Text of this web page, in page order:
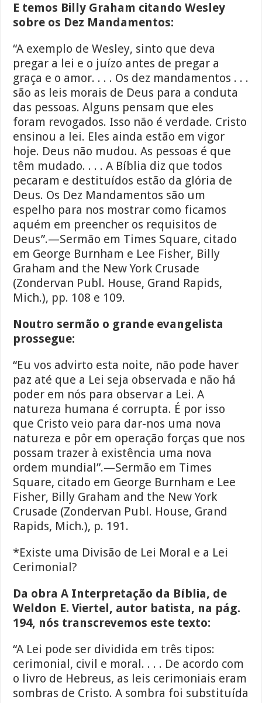
E temos Billy Graham citando Wesley
sobre os Dez Mandamentos:
“A exemplo de Wesley, sinto que deva
pregar a lei e o juízo antes de pregar a
graça e o amor. . . . Os dez mandamentos . . .
são as leis morais de Deus para a conduta
das pessoas. Alguns pensam que eles
foram revogados. Isso não é verdade. Cristo
ensinou a lei. Eles ainda estão em vigor
hoje. Deus não mudou. As pessoas é que
têm mudado. . . . A Bíblia diz que todos
pecaram e destituídos estão da glória de
Deus. Os Dez Mandamentos são um
espelho para nos mostrar como ficamos
aquém em preencher os requisitos de
Deus”.—Sermão em Times Square, citado
em George Burnham e Lee Fisher, Billy
Graham and the New York Crusade
(Zondervan Publ. House, Grand Rapids,
Mich.), pp. 108 e 109.
Noutro sermão o grande evangelista
prossegue:
“Eu vos advirto esta noite, não pode haver
paz até que a Lei seja observada e não há
poder em nós para observar a Lei. A
natureza humana é corrupta. É por isso
que Cristo veio para dar-nos uma nova
natureza e pôr em operação forças que nos
possam trazer à existência uma nova
ordem mundial”.—Sermão em Times
Square, citado em George Burnham e Lee
Fisher, Billy Graham and the New York
Crusade (Zondervan Publ. House, Grand
Rapids, Mich.), p. 191.
*Existe uma Divisão de Lei Moral e a Lei
Cerimonial?
Da obra A Interpretação da Bíblia, de
Weldon E. Viertel, autor batista, na pág.
194, nós transcrevemos este texto:
“A Lei pode ser dividida em três tipos:
cerimonial, civil e moral. . . . De acordo com
o livro de Hebreus, as leis cerimoniais eram
sombras de Cristo. A sombra foi substituída